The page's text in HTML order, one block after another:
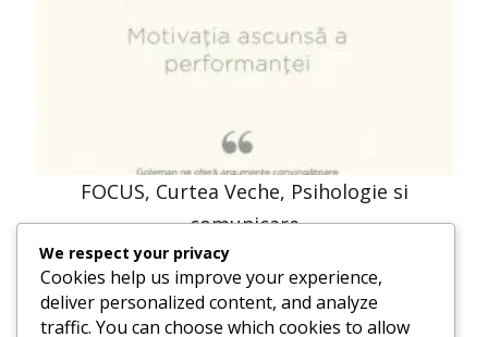
FOCUS, Curtea Veche, Psihologie si
comunicare
58,14lei
We respect your privacy
Cookies help us improve your experience,
deliver personalized content, and analyze
traffic. You can choose which cookies to allow